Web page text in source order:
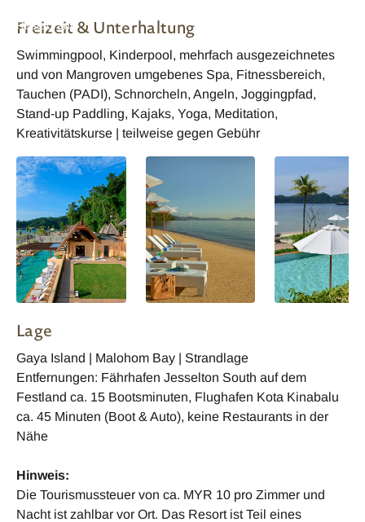
Restaurant
Freizeit & Unterhaltung
Swimmingpool, Kinderpool, mehrfach ausgezeichnetes
und von Mangroven umgebenes Spa, Fitnessbereich,
Tauchen (PADI), Schnorcheln, Angeln, Joggingpfad,
Stand-up Paddling, Kajaks, Yoga, Meditation,
Kreativitätskurse | teilweise gegen Gebühr
Lage
Gaya Island | Malohom Bay | Strandlage
Entfernungen: Fährhafen Jesselton South auf dem
Festland ca. 15 Bootsminuten, Flughafen Kota Kinabalu
ca. 45 Minuten (Boot & Auto), keine Restaurants in der
Nähe
Hinweis:
Die Tourismussteuer von ca. MYR 10 pro Zimmer und
Nacht ist zahlbar vor Ort. Das Resort ist Teil eines